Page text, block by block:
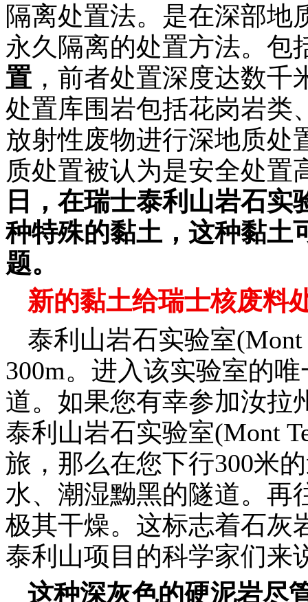
隔离处置法。是在深部地
永久隔离的处置方法。包
置 ，前者处置深度达数千
处置库围岩包括花岗岩类
放射性废物进行深地质处
质处置被认为是安全处置
日，在瑞士泰利山岩石
种特殊的黏土，这种黏土
题。
新的黏土给瑞士核废料
泰利山岩石实验室
300m。进入该实验室的
道。如果您有幸参加汝拉
泰利山岩石实验室(Mont
旅，那么在您下行300米
水、潮湿黝黑的隧道。再
极其干燥。这标志着石灰
泰利山项目的科学家们来
这种深灰色的硬泥岩尽